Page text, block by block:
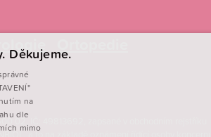
02, IČ: 49813692, zapsané v obchodním rejstříku
a to na základě oznámení řídící osoby koncernu
Děkujeme.
na
dle
mimo